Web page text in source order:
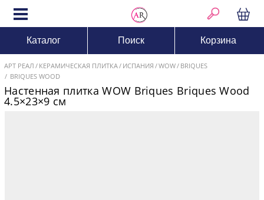
Каталог Поиск Корзина
АРТ РЕАЛ КЕРАМИЧЕСКАЯ ПЛИТКА ИСПАНИЯ WOW BRIQUES
BRIQUES WOOD
Настенная плитка WOW Briques Briques Wood
4.5×23×9 см